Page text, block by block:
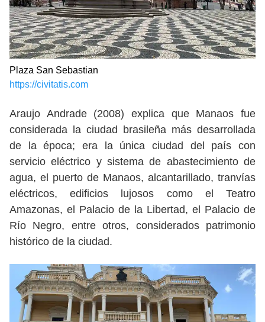
Plaza San Sebastian
https://civitatis.com
Araujo Andrade (2008) explica que Manaos fue
considerada la ciudad brasileña más desarrollada
de la época; era la única ciudad del país con
servicio eléctrico y sistema de abastecimiento de
agua, el puerto de Manaos, alcantarillado, tranvías
eléctricos, edificios lujosos como el Teatro
Amazonas, el Palacio de la Libertad, el Palacio de
Río Negro, entre otros, considerados patrimonio
histórico de la ciudad.